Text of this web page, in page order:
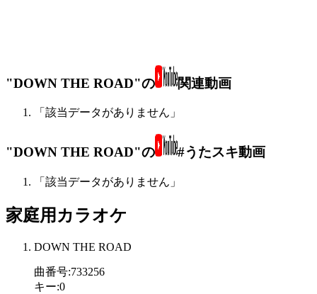
"DOWN THE ROAD"の 関連動画
「該当データがありません」
"DOWN THE ROAD"の #うたスキ動画
「該当データがありません」
家庭用カラオケ
DOWN THE ROAD
曲番号:733256
キー:0